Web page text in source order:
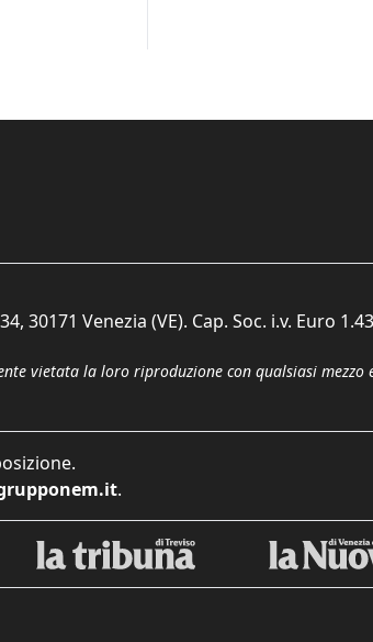
Venezia (VE). Cap. Soc. i.v. Euro
vietata la loro riproduzione con qualsiasi
.